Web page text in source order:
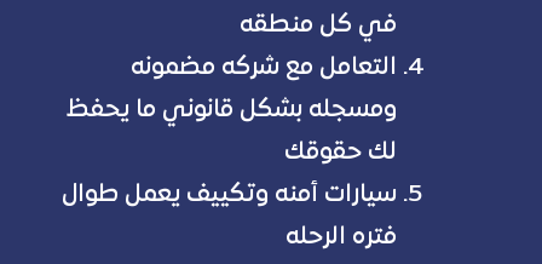
في كل منطقه
التعامل مع شركه مضمونه
ومسجله بشكل قانوني ما يحفظ
لك حقوقك
سيارات أمنه وتكييف يعمل طوال
فتره الرحله